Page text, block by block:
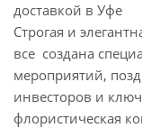
доставкой в Уфе
Строгая и
все создана
мероприятий,
инвесторов и
флористическая